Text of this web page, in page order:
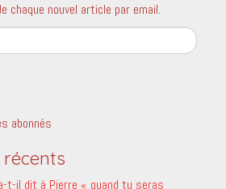
chaque nouvel article par email.
abonnés
t-il dit à Pierre « quand tu seras